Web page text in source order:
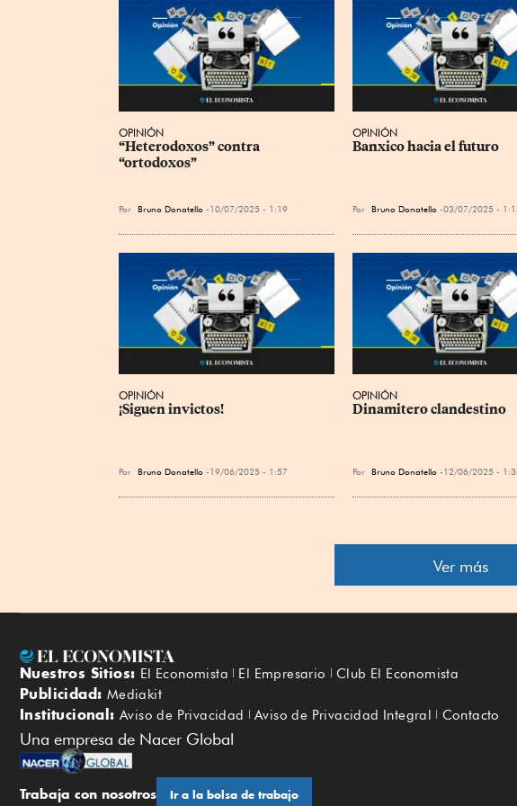
OPINIÓN
“Heterodoxos” contra
“ortodoxos”
Por Bruno Donatello 10/07/2025 - 1:19
OPINIÓN
Banxico hacia el futuro
Por Bruno Donatello 03/07/2025 -
OPINIÓN
¡Siguen invictos!
Por Bruno Donatello 19/06/2025 - 1:57
OPINIÓN
Dinamitero clandestino
Por Bruno Donatello 12/06/2025 -
Ver más
Nuestros Sitios: El Economista El Empresario Club El Economista
Publicidad: Mediakit
Institucional: Aviso de Privacidad Aviso de Privacidad Integral Contacto
Una empresa de Nacer Global
Trabaja con nosotros Ir a la bolsa de trabajo